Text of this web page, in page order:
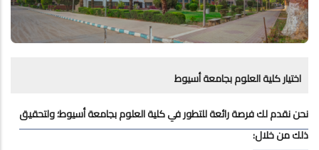
اختيار كلية العلوم بجامعة أسيوط
نحن نقدم لك فرصة رائعة للتطور في كلية العلوم بجامعة أسيوط؛ ولتحقيق
ذلك من خلال: